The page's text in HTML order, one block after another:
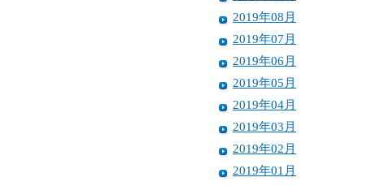
2019年08月
2019年07月
2019年06月
2019年05月
2019年04月
2019年03月
2019年02月
2019年01月